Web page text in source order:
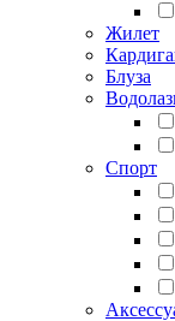
Жилет
Блуза
Спорт